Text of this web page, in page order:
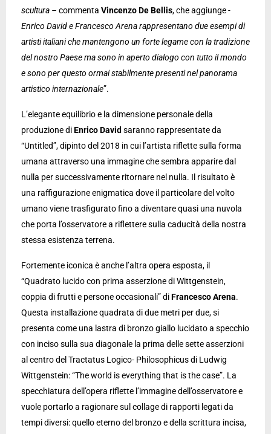
scultura – commenta Vincenzo De Bellis, che aggiunge-
Enrico David e Francesco Arena rappresentano due esempi di
artisti italiani che mantengono un forte legame con la tradizione
del nostro Paese ma sono in aperto dialogo con tutto il mondo
e sono per questo ormai stabilmente presenti nel panorama
artistico internazionale”.
L’elegante equilibrio e la dimensione personale della
produzione diEnrico David saranno rappresentate da
“Untitled”, dipinto del 2018 in cui l’artista riflette sulla forma
umana attraverso una immagine che sembra apparire dal
nulla per successivamente ritornare nel nulla. Il risultato è
una raffigurazione enigmatica dove il particolare del volto
umano viene trasfigurato fino a diventare quasi una nuvola
che porta l’osservatore a riflettere sulla caducità della nostra
stessa esistenza terrena.
Fortemente iconica è anche l’altra opera esposta, il
“Quadrato lucido con prima asserzione di Wittgenstein,
coppia di frutti e persone occasionali” diFrancesco Arena.
Questa installazione quadrata di due metri per due, si
presenta come una lastra di bronzo giallo lucidato a specchio
con inciso sulla sua diagonale la prima delle sette asserzioni
al centro del Tractatus Logico- Philosophicus di Ludwig
Wittgenstein: “The world is everything that is the case”. La
specchiatura dell’opera riflette l’immagine dell’osservatore e
vuole portarlo a ragionare sul collage di rapporti legati da
tempi diversi: quello eterno del bronzo e della scrittura incisa,